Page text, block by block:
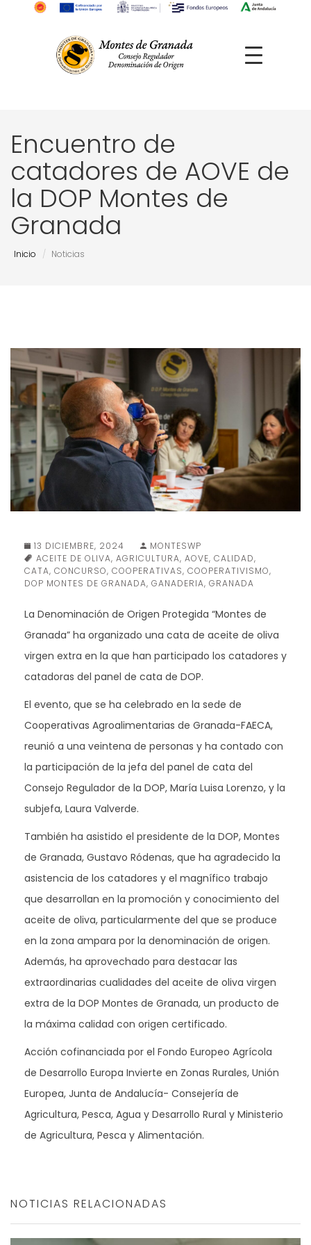
Encuentro de
catadores de AOVE de
la DOP Montes de
Granada
Inicio Noticias
13 DICIEMBRE, 2024
MONTESWP
ACEITE DE OLIVA, AGRICULTURA, AOVE, CALIDAD,
CATA, CONCURSO, COOPERATIVAS, COOPERATIVISMO,
DOP MONTES DE GRANADA, GANADERIA, GRANADA
La Denominación de Origen Protegida “Montes de
Granada” ha organizado una cata de aceite de oliva
virgen extra en la que han participado los catadores y
catadoras del panel de cata de DOP.
El evento, que se ha celebrado en la sede de
Cooperativas Agroalimentarias de Granada-FAECA,
reunió a una veintena de personas y ha contado con
la participación de la jefa del panel de cata del
Consejo Regulador de la DOP, María Luisa Lorenzo, y la
subjefa, Laura Valverde.
También ha asistido el presidente de la DOP, Montes
de Granada, Gustavo Ródenas, que ha agradecido la
asistencia de los catadores y el magnífico trabajo
que desarrollan en la promoción y conocimiento del
aceite de oliva, particularmente del que se produce
en la zona ampara por la denominación de origen.
Además, ha aprovechado para destacar las
extraordinarias cualidades del aceite de oliva virgen
extra de la DOP Montes de Granada, un producto de
la máxima calidad con origen certificado.
Acción cofinanciada por el Fondo Europeo Agrícola
de Desarrollo Europa Invierte en Zonas Rurales, Unión
Europea, Junta de Andalucía- Consejería de
Agricultura, Pesca, Agua y Desarrollo Rural y Ministerio
de Agricultura, Pesca y Alimentación.
NOTICIAS RELACIONADAS